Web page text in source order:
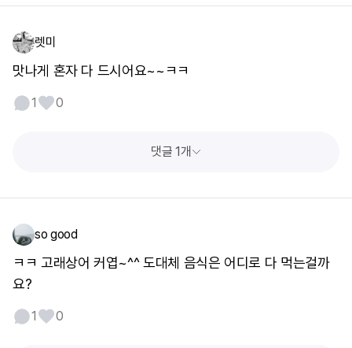
렛미
맛나게 혼자 다 드시어요~~ㅋㅋ
1 0
댓글 1개
so good
ㅋㅋ 고래상어 커엽~^^ 도대체 음식은 어디로 다 먹는걸까
요?
1 0